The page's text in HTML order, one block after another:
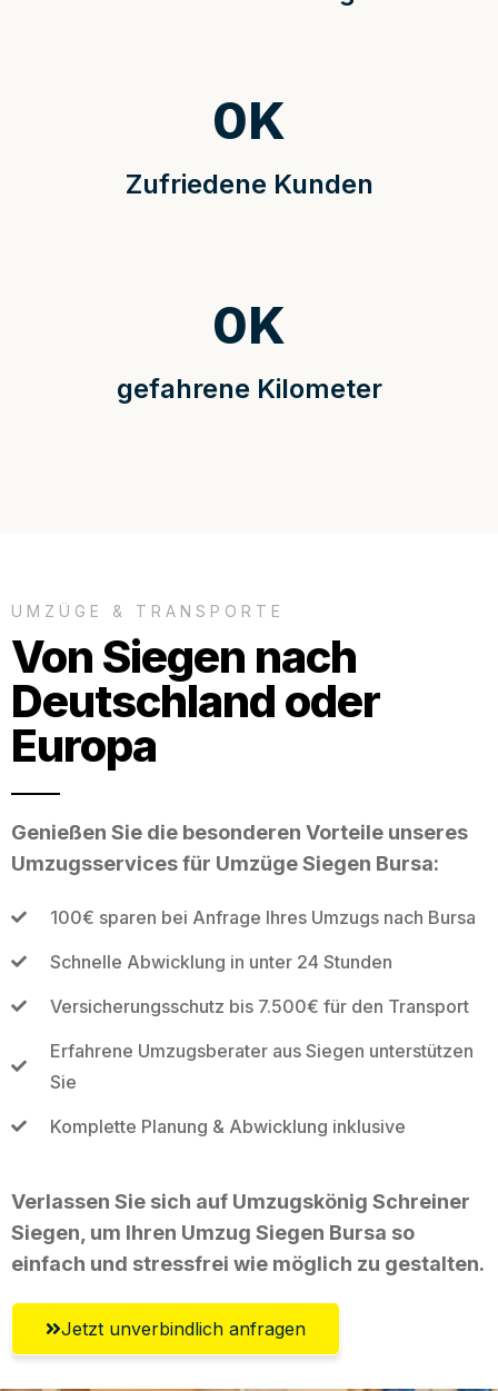
Zufriedene Kunden
0K
gefahrene Kilometer
0K
UMZÜGE & TRANSPORTE
Von Siegen nach
Deutschland oder
Europa
Genießen Sie die besonderen Vorteile unseres
Umzugsservices für Umzüge Siegen Bursa:
100€ sparen bei Anfrage Ihres Umzugs nach Bursa
Schnelle Abwicklung in unter 24 Stunden
Versicherungsschutz bis 7.500€ für den Transport
Erfahrene Umzugsberater aus Siegen unterstützen
Sie
Komplette Planung & Abwicklung inklusive
Verlassen Sie sich auf Umzugskönig Schreiner
Siegen, um Ihren Umzug Siegen Bursa so
einfach und stressfrei wie möglich zu gestalten.
Jetzt unverbindlich anfragen